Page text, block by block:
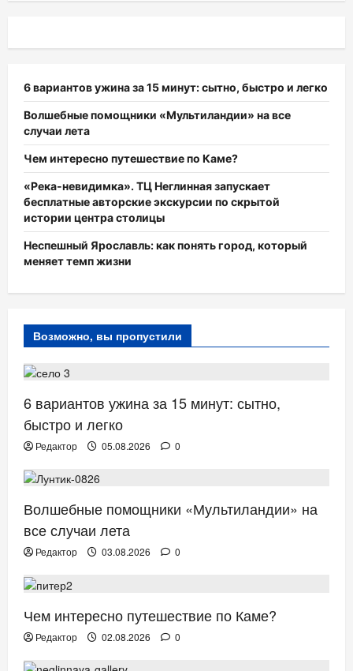
6 вариантов ужина за 15 минут: сытно, быстро и легко
Волшебные помощники «Мультиландии» на все
случаи лета
Чем интересно путешествие по Каме?
«Река-невидимка». ТЦ Неглинная запускает
бесплатные авторские экскурсии по скрытой
истории центра столицы
Неспешный Ярославль: как понять город, который
меняет темп жизни
Возможно, вы пропустили
ЗДОРОВЬЕ
6 вариантов ужина за 15 минут: сытно,
быстро и легко
Редактор 05.08.2026
0
Волшебные помощники «Мультиландии» на
все случаи лета
Редактор 03.08.2026
0
Чем интересно путешествие по Каме?
Редактор 02.08.2026
0